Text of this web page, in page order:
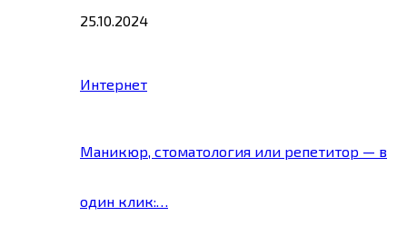
25.10.2024
Интернет
Маникюр, стоматология или репетитор — в
один клик:…